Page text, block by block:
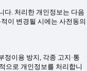
다. 처리한 개인정보는 다음
이 변경될 시에는 사전동의
정이용 방지, 각종 고지·통
으로 개인정보를 처리합니